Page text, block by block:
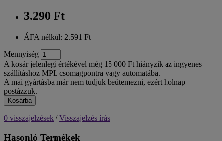
3.290 Ft
ÁFA nélkül: 2.591 Ft
Mennyiség
A kosár jelenlegi értékével még 15 000 Ft hiányzik az ingyenes
szállításhoz MPL csomagpontra vagy automatába.
A mai gyártásba már nem tudjuk beütemezni, ezért holnap
postázzuk.
Kosárba
0 visszajelzések /Visszajelzés írás
Hasonló Termékek